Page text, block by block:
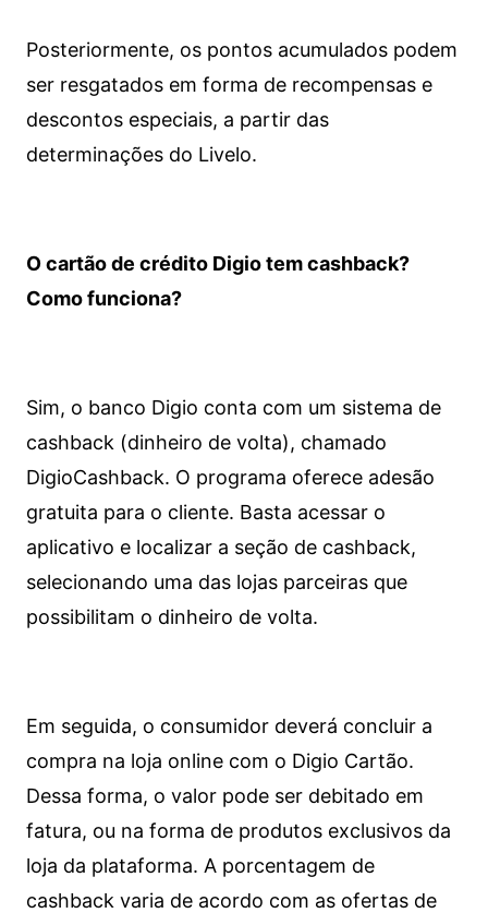
Posteriormente, os pontos acumulados podem
ser resgatados em forma de recompensas e
descontos especiais, a partir das
determinações do Livelo.
O cartão de crédito Digio tem cashback?
Como funciona?
Sim, o banco Digio conta com um sistema de
cashback (dinheiro de volta), chamado
DigioCashback. O programa oferece adesão
gratuita para o cliente. Basta acessar o
aplicativo e localizar a seção de cashback,
selecionando uma das lojas parceiras que
possibilitam o dinheiro de volta.
Em seguida, o consumidor deverá concluir a
compra na loja online com o Digio Cartão.
Dessa forma, o valor pode ser debitado em
fatura, ou na forma de produtos exclusivos da
loja da plataforma. A porcentagem de
cashback varia de acordo com as ofertas de